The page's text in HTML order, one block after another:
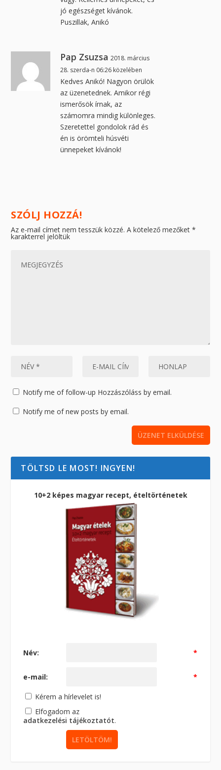
jó egészséget kívánok.
Puszillak, Anikó
Pap Zsuzsa 2018. március
28. szerda-n 06:26 közelében
Kedves Anikó! Nagyon örülök
az üzenetednek. Amikor régi
ismerősök írnak, az
számomra mindig különleges.
Szeretettel gondolok rád és
én is örömteli húsvéti
ünnepeket kívánok!
SZÓLJ HOZZÁ!
Az e-mail címet nem tesszük közzé. A kötelező mezőket*
karakterrel jelöltük
Notify me of follow-up Hozzászóláss by email.
Notify me of new posts by email.
TÖLTSD LE MOST! INGYEN!
10+2 képes magyar recept, ételtörténetek
Név: *
e-mail: *
Kérem a hírlevelet is!
Elfogadom az
adatkezelési tájékoztatót.